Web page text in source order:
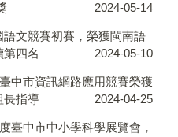
2024-05-14
文競賽初賽，榮獲閩南語
四名
2024-05-10
中市資訊網路應用競賽榮獲
長指導
2024-04-25
臺中市中小學科學展覽會，